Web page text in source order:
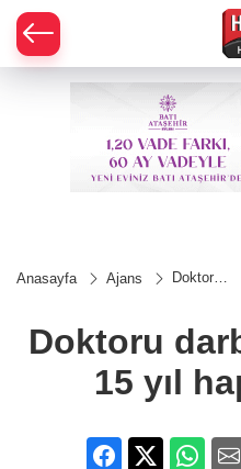
Anasayfa Ajans
Doktoru
15 yıl
hapis
Doktoru
15 yıl